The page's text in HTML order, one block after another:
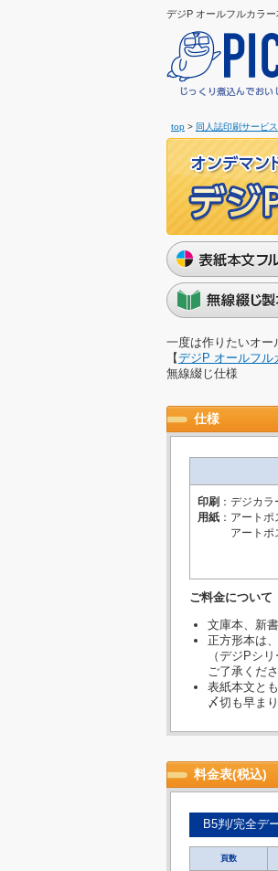
デジP オールフルカラ
top > 同人誌印刷サービス
一度は作りたいオー
【デジP オールフル
無線綴じ仕様
仕様
印刷 ：デジカラ
用紙 ：アート
アートポ
ご料金について
文庫本、新
正方形本は
（デジPシ
ご了承くださ
表紙本文と
〆切も早ま
料金表(税込)
B5判/完全デ
頁数